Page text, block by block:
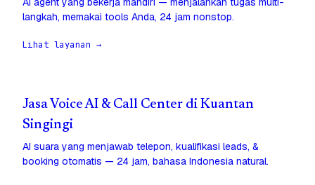
langkah, memakai tools Anda, 24 jam nonstop.
Lihat layanan →
Jasa Voice AI & Call Center di Kuantan
Singingi
AI suara yang menjawab telepon, kualifikasi leads, &
booking otomatis — 24 jam, bahasa Indonesia natural.